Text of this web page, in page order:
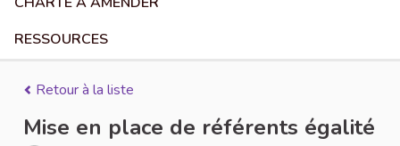
RESSOURCES
Retour à la liste
Mise en place de référents égalité